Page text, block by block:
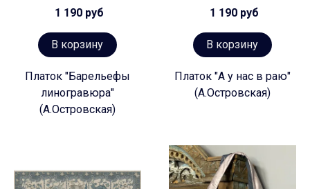
1 190 руб
В корзину
Платок "Барельефы
линогравюра"
(А.Островская)
1 190 руб
В корзину
Платок "А у нас в раю"
(А.Островская)